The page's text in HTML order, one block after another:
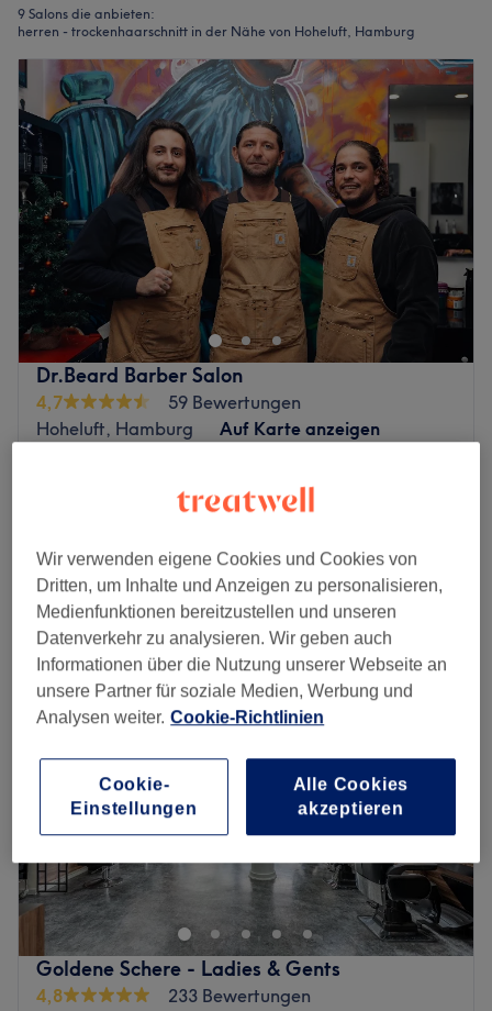
9 Salons die anbieten:
herren - trockenhaarschnitt in der Nähe von Hoheluft, Hamburg
Dr.Beard Barber Salon
4,7
59 Bewertungen
Hoheluft, Hamburg
Auf Karte anzeigen
20 Min.
Schnellansicht Saloninfos
Montag 10:00–20:00
Dienstag
10:00–20:00
Mittwoch
10:00– 20:00
Donnerstag
Sonntag
Geschlossen
Shop im echten US-Hip-Hop-Style mitten in Hamburg
Hoheluft. Bei uns dreht sich alles um den Vibe, den Cut
und den Lifestyle. Hier bekommst du die besten Fades,
Cuts und Shaves der Stadt, und das alles in einer coolen,
entspannten Atmosphäre.
Goldene Schere - Ladies & Gents
4,8
233 Bewertungen
Wir verwenden eigene Cookies und Cookies von
Dritten, um Inhalte und Anzeigen zu personalisieren,
Medienfunktionen bereitzustellen und unseren
Datenverkehr zu analysieren. Wir geben auch
Informationen über die Nutzung unserer Webseite an
unsere Partner für soziale Medien, Werbung und
Analysen weiter. Cookie-Richtlinien
Cookie-
Einstellungen
Alle Cookies
akzeptieren